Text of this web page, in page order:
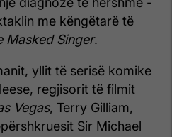
me këngëtarë të
Masked Singer.
yllit të serisë komike
regjisorit të filmit
Vegas, Terry Gilliam,
Sir Michael